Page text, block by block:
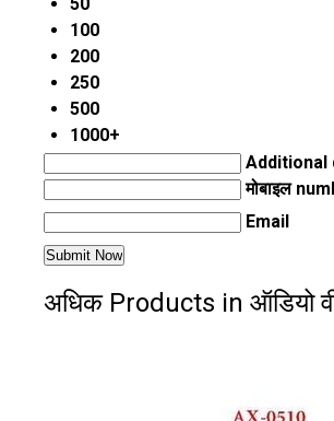
100
200
250
500
1000+
Additional
मोबाइल
Email
अधिक Products in ऑडियो